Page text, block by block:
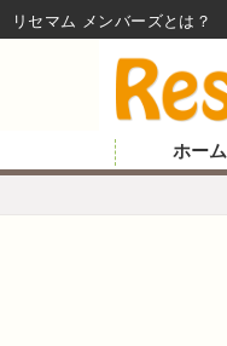
ホーム
リセマム メンバーズ